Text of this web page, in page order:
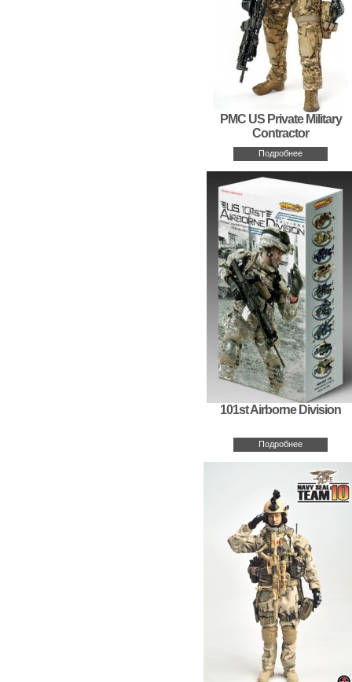
PMC US Private Military
Contractor
Подробнее
101st Airborne Division
Подробнее